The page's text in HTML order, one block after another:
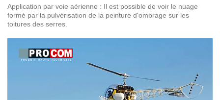
Application par voie aérienne : Il est possible de voir le nuage
formé par la pulvérisation de la peinture d'ombrage sur les
toitures des serres.